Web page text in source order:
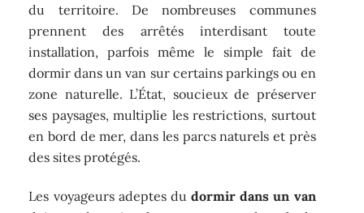
du territoire. De nombreuses communes
prennent des arrêtés interdisant toute
installation, parfois même le simple fait de
dormir dans un van sur certains parkings ou en
zone naturelle. L’État, soucieux de préserver
ses paysages, multiplie les restrictions, surtout
en bord de mer, dans les parcs naturels et près
des sites protégés.
Les voyageurs adeptes dudormir dans un van